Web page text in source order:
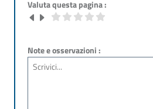
Valuta questa pagina :
Note e osservazioni :